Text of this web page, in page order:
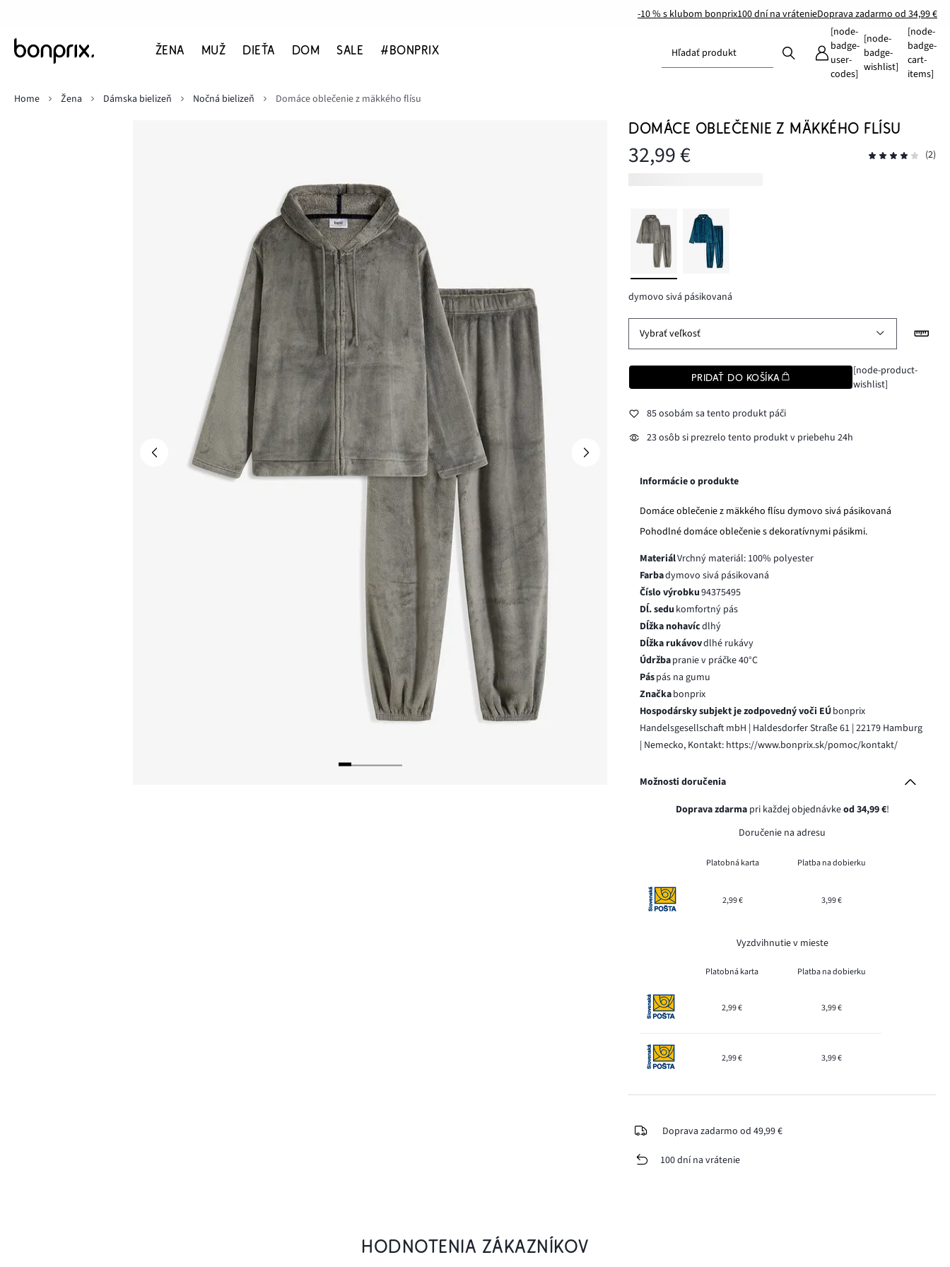
-10 % s klubom bonprix100 dní na vrátenieDoprava zadarmo od 34,99 €
ŽENA MUŽ DIEŤA DOM SALE #BONPRIX Hľadať produkt
[node-
badge-
user-
codes]
[node-
badge-
wishlist]
[node-
badge-
cart-
items]
Home
Žena Dámska bielizeň Nočná bielizeň Domáce oblečenie z mäkkého flísu
DOMÁCE OBLEČENIE Z MÄKKÉHO FLÍSU
32,99 € (2)
dymovo sivá pásikovaná
Vybrať veľkosť
PRIDAŤ DO KOŠÍKA
[node-product-
wishlist]
85 osobám sa tento produkt páči
23 osôb si prezrelo tento produkt v priebehu 24h
Informácie o produkte
Domáce oblečenie z mäkkého flísu dymovo sivá pásikovaná
Pohodlné domáce oblečenie s dekoratívnymi pásikmi.
MateriálVrchný materiál: 100% polyester
Farbadymovo sivá pásikovaná
Číslo výrobku94375495
Dĺ. sedu komfortný pás
Dĺžka nohavícdlhý
Dĺžka rukávovdlhé rukávy
Údržbapranie v práčke 40°C
Páspás na gumu
Značkabonprix
Hospodársky subjekt je zodpovedný voči EÚbonprix
Handelsgesellschaft mbH | Haldesdorfer Straße 61 | 22179 Hamburg
| Nemecko, Kontakt: https://www.bonprix.sk/pomoc/kontakt/
Možnosti doručenia
Doprava zdarmapri každej objednávkeod 34,99 €!
Doručenie na adresu
Platobná karta Platba na dobierku
2,99 € 3,99 €
Vyzdvihnutie v mieste
Platobná karta Platba na dobierku
2,99 € 3,99 €
2,99 € 3,99 €
Doprava zadarmo od 49,99 €
100 dní na vrátenie
HODNOTENIA ZÁKAZNÍKOV